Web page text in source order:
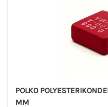
POLKO
MM